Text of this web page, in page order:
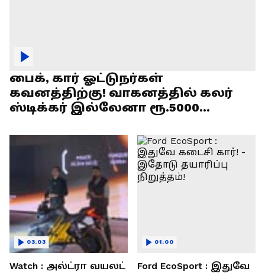
பைக், கார் ஓட்டுநர்கள்
கவனத்திற்கு! வாகனத்தில் கலர்
ஸ்டிக்கர் இல்லேனா ரூ.5000
Watch : அல்ட்ரா வயலட்
03:03
Ford EcoSport : இதுவே
01:00